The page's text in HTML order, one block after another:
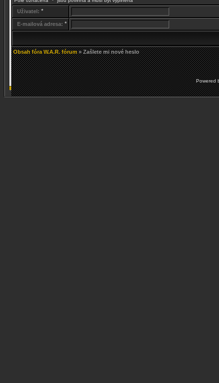
Uživatel: *
E-mailová adresa: *
Obsah fóra W.A.R. fórum» Zašlete mi nové heslo
Powered